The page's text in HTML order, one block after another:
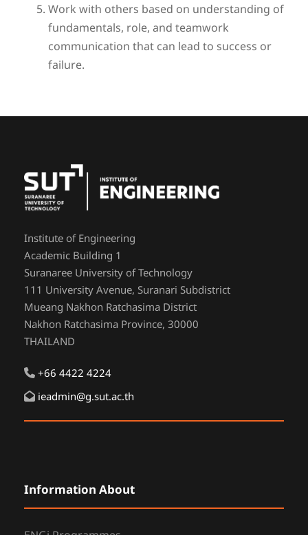
Work with others based on understanding of
fundamentals, role, and teamwork
communication that can lead to success or
failure.
Institute of Engineering
Academic Building 1
Suranaree University of Technology
111 University Avenue, Suranari Subdistrict
Mueang Nakhon Ratchasima District
Nakhon Ratchasima Province, 30000
THAILAND
+66 4422 4224
ieadmin@g.sut.ac.th
Information About